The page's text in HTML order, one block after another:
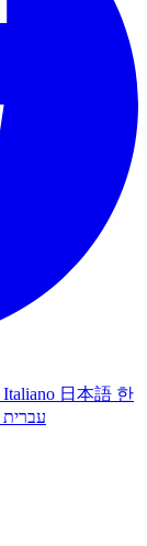
Italiano 日本語 한
עברית